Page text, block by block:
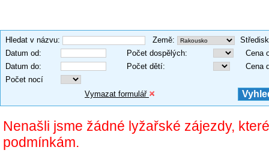
Hledat v názvu: Země:
Datum od: Počet dospělých:
Cena
Datum do: Počet dětí:
Cena
Počet nocí
Vymazat formulář
Nenašli jsme žádné lyžařské zájezdy,
podmínkám.